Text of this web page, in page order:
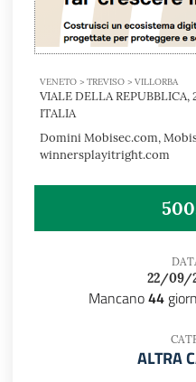
VENETO > TREVISO > VILLORBA
VIALE DELLA
ITALIA
Domini Mobisec.com,
winnersplayitright.com
22/09/
Mancano44
ALTRA